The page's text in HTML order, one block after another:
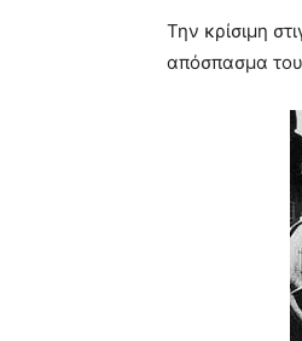
Την κρίσιμη
απόσπασμα